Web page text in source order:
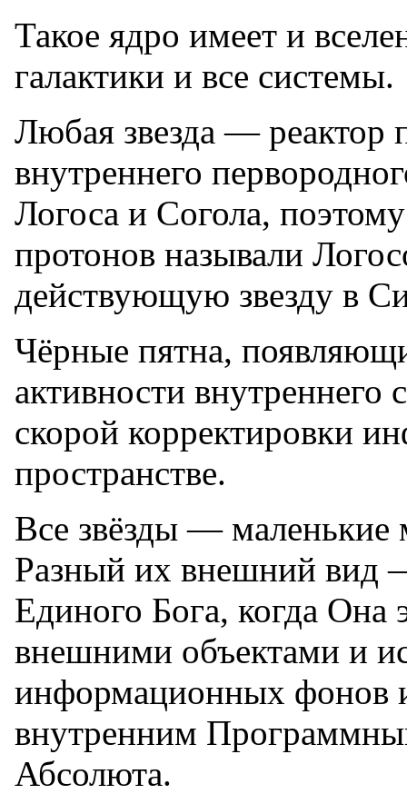
Такое ядро имеет и
галактики и все системы.
Любая звезда — реактор
внутреннего
Логоса и Согола,
протонов называли
действующую звезду в
Чёрные пятна,
активности внутреннего
скорой корректировки
пространстве.
Все звёзды — маленькие
Разный их внешний вид
Единого Бога, когда Она
внешними объектами и
информационных фонов
внутренним
Абсолюта.